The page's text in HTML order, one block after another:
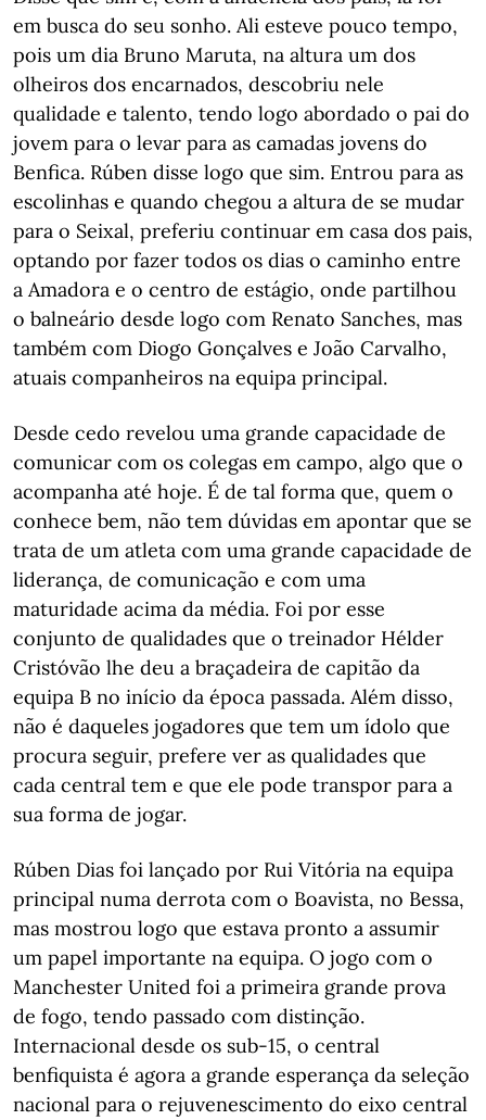
em busca do seu sonho. Ali esteve pouco tempo,
pois um dia Bruno Maruta, na altura um dos
olheiros dos encarnados, descobriu nele
qualidade e talento, tendo logo abordado o pai do
jovem para o levar para as camadas jovens do
Benfica. Rúben disse logo que sim. Entrou para as
escolinhas e quando chegou a altura de se mudar
para o Seixal, preferiu continuar em casa dos pais,
optando por fazer todos os dias o caminho entre
a Amadora e o centro de estágio, onde partilhou
o balneário desde logo com Renato Sanches, mas
também com Diogo Gonçalves e João Carvalho,
atuais companheiros na equipa principal.
Desde cedo revelou uma grande capacidade de
comunicar com os colegas em campo, algo que o
acompanha até hoje. É de tal forma que, quem o
conhece bem, não tem dúvidas em apontar que se
trata de um atleta com uma grande capacidade de
liderança, de comunicação e com uma
maturidade acima da média. Foi por esse
conjunto de qualidades que o treinador Hélder
Cristóvão lhe deu a braçadeira de capitão da
equipa B no início da época passada. Além disso,
não é daqueles jogadores que tem um ídolo que
procura seguir, prefere ver as qualidades que
cada central tem e que ele pode transpor para a
sua forma de jogar.
Rúben Dias foi lançado por Rui Vitória na equipa
principal numa derrota com o Boavista, no Bessa,
mas mostrou logo que estava pronto a assumir
um papel importante na equipa. O jogo com o
Manchester United foi a primeira grande prova
de fogo, tendo passado com distinção.
Internacional desde os sub-15, o central
benfiquista é agora a grande esperança da seleção
nacional para o rejuvenescimento do eixo central